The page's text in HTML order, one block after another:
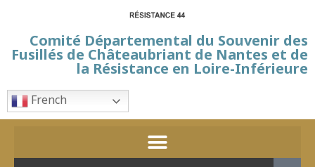
Comité Départemental du Souvenir des
Fusillés de Châteaubriant de Nantes et de
la Résistance en Loire-Inférieure
French